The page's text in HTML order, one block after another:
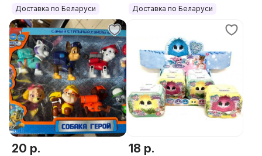
Доставка по Беларуси Доставка по Беларуси
20 р. 18 р.